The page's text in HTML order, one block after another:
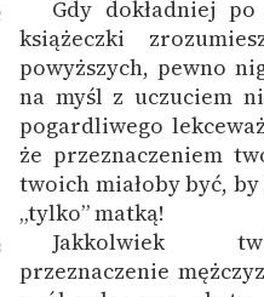
Gdy dokładniej
książeczki
powyższych, pewno
na myśl z uczuciem
pogardliwego
że przeznaczeniem
twoich miałoby być, by
„tylko” matką!
Jakkolwiek
przeznaczenie